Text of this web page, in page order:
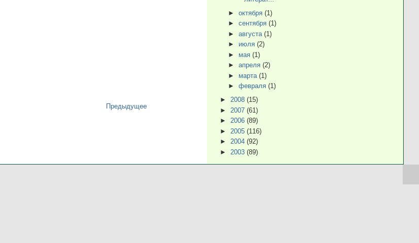
Предыдущее
► октября (1)
► сентября (1)
► августа (1)
► июля (2)
► мая (1)
► апреля (2)
► марта (1)
► февраля (1)
►2008(15)
► 2007(61)
►2006(89)
► 2005(116)
►2004(92)
► 2003(89)